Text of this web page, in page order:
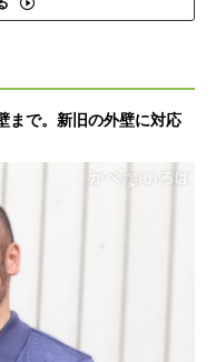
まで。新旧の外壁に対応